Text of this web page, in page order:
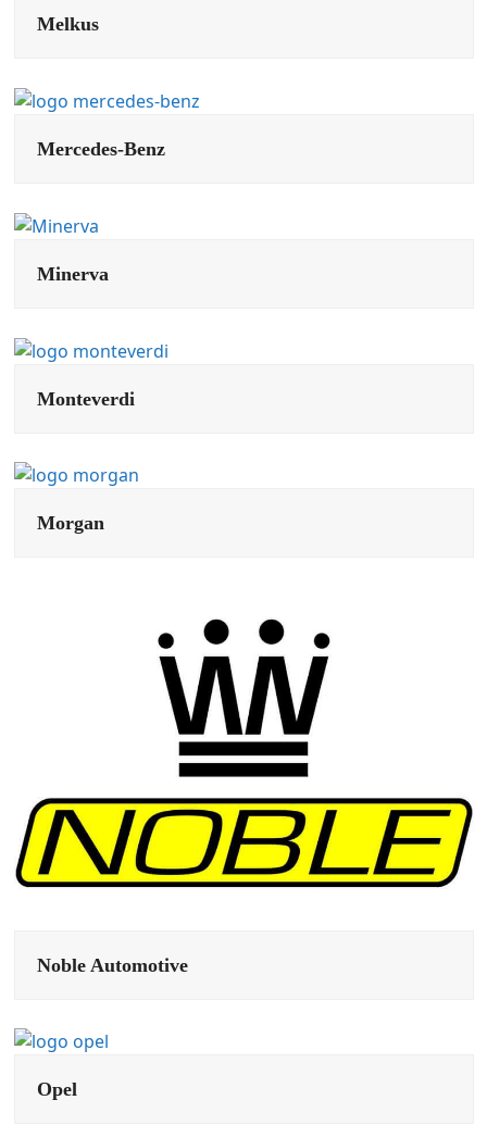
Melkus
Mercedes-Benz
Minerva
Monteverdi
Morgan
Noble Automotive
Opel